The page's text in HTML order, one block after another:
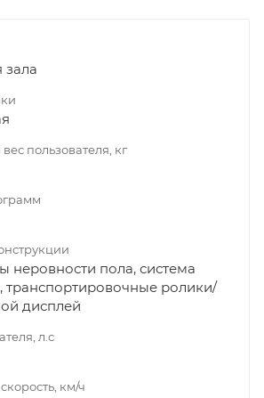
зала
пользователя, кг
неровности пола, система
транспортировочные ролики/
дисплей
л.с
км/ч